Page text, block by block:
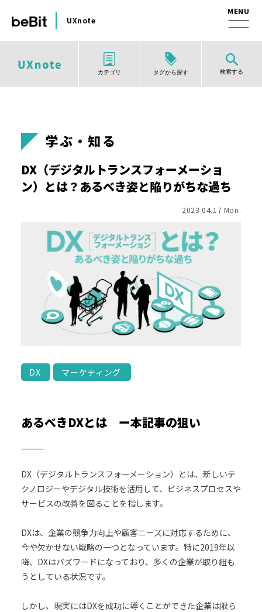
UXnote
カテゴリ タグから探す 検索する
学ぶ・知る
DX（デジタルトランスフォーメーショ
ン）とは？あるべき姿と陥りがちな過ち
2023.04.17 Mon.
DX マーケティング
あるべきDXとは ー本記事の狙い
DX（デジタルトランスフォーメーション）とは、新しいテ
クノロジーやデジタル技術を活用して、ビジネスプロセスや
サービスの改善を図ることを指します。
DXは、企業の競争力向上や顧客ニーズに対応するために、
今や欠かせない戦略の一つとなっています。特に2019年以
降、DXはバズワードになっており、多くの企業が取り組も
うとしている状況です。
しかし、現実にはDXを成功に導くことができた企業は限ら